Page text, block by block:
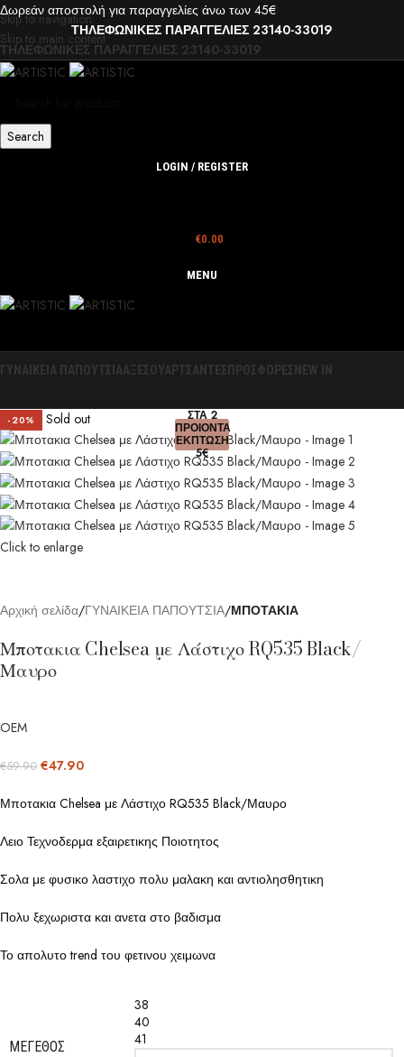
Skip to navigation
Skip to main content
Δωρεάν αποστολή για παραγγελίες άνω των 45€
ΤΗΛΕΦΩΝΙΚΕΣ ΠΑΡΑΓΓΕΛΙΕΣ 23140-33019
ΤΗΛΕΦΩΝΙΚΕΣ ΠΑΡΑΓΓΕΛΙΕΣ 23140-33019
Search
LOGIN / REGISTER
€0.00
MENU
ΓΥΝΑΙΚΕΙΑ ΠΑΠΟΥΤΣΙΑΑΞΕΣΟΥΑΡΤΣΑΝΤΕΣ ΠΡΟΣΦΟΡΕΣ NEW IN
-20% Sold out ΣΤΑ 2
ΠΡΟΙΟΝΤΑ
ΕΚΠΤΩΣΗ
5€
Click to enlarge
Αρχική σελίδα ΓΥΝΑΙΚΕΙΑ ΠΑΠΟΥΤΣΙΑ ΜΠΟΤΑΚΙΑ
Μποτακια Chelsea με Λάστιχο RQ535 Black/
Μαυρο
OEM
€59.90 €47.90
Μποτακια Chelsea με Λάστιχο RQ535 Black/Μαυρο
Λειο Τεχνοδερμα εξαιρετικης Ποιοτητος
Σολα με φυσικο λαστιχο πολυ μαλακη και αντιολησθητικη
Πολυ ξεχωριστα και ανετα στο βαδισμα
Το απολυτο trend του φετινου χειμωνα
ΜΈΓΕΘΟΣ
38
40
41